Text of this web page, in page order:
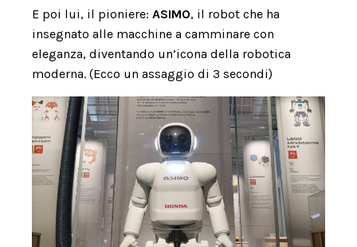
E poi lui, il pioniere: ASIMO, il robot che ha
insegnato alle macchine a camminare con
eleganza, diventando un’icona della robotica
moderna. (Ecco un assaggio di 3 secondi)